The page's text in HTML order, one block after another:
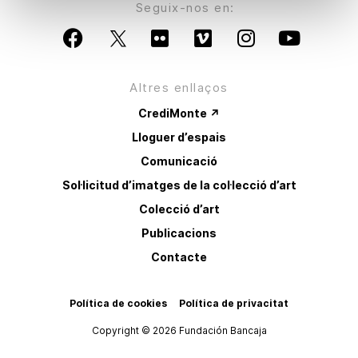
Seguix-nos en:
Altres enllaços
CrediMonte ↗
Lloguer d’espais
Comunicació
Sol·licitud d’imatges de la col·lecció d’art
Colecció d’art
Publicacions
Contacte
Política de cookies Política de privacitat
Copyright © 2026 Fundación Bancaja